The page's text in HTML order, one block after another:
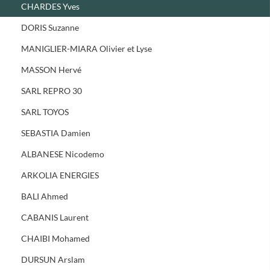
CHARDES Yves
DORIS Suzanne
MANIGLIER-MIARA Olivier et Lyse
MASSON Hervé
SARL REPRO 30
SARL TOYOS
SEBASTIA Damien
ALBANESE Nicodemo
ARKOLIA ENERGIES
BALI Ahmed
CABANIS Laurent
CHAIBI Mohamed
DURSUN Arslam